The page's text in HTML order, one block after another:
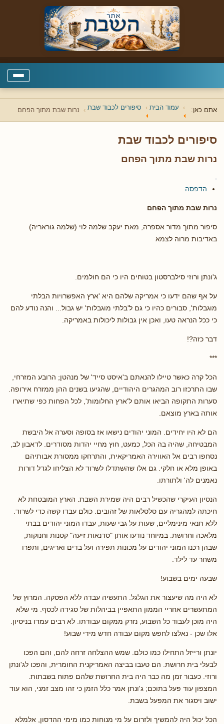
אתם כאן: עמוד הבית סיפורים לכבוד שבת נרות שבת מתוך הפחם
סיפורים לכבוד שבת
נרות שבת מתוך הפחם
הדפסה
נרות שבת מתוך הפחם
סיפור מתוך מדור אספרה, מאת יעקב שלמה לוי (שלמה גוראריה)
באדיבות מרוה לצמא
ג'ונתן ורוזי סילברסטון בטוחים היו כי הם חולמים.
על אף שהם ידעו כי אמריקה שלהם היא 'ארץ האפשרויות הבלתי
מוגבלות', סבורים כהיו כי גם ל'בלתי מוגבלות' יש גבול... והנה נודע להם
כי ככל הנראה טעו, ואכן אין גבולות ליכולות באמריקה.
דבר כזה?!
***
הכל קרה כאשר טיילו להנאתם ב'איסט סייד' של מנהטן; הרובע המזרחי,
שבו התרכזו רוב המהגרים היהודיים, שהגיעו בשנים ההן ממזרח אירופה.
סערות התקופה הביאו אותם ל'ארץ החלומות', לכל הפחות כפי שתיארו
אותה בארץ מוצאם.
הם לא היו יחידים. המוני יהודים נישאו אז בסופה וסערה אל היבשת
המבטיחה, שהיה בה הכל, כמעט, חוץ מחיי יהדות מסודרים. לדאבון לב,
נסחפו רבים אל האווירה האמריקאית, והתרחקו ממסורת אבותיהם
באופן מלא או חלקי. גם אלו שהשתדלו לשרוד לא הצליחו לגדל דורות
נאמנים לה' ולתורתו.
הנסיון העיקרי שהכשיל רבים היה שמירת השבת. הארץ המובטחת לא
חיכתה למהגריה עם סלסלאות של זהובים. כולם עבדו קשה כדי לשרוד.
ללא תנאי מינימליים, שעות על גבי שעות, עבדו המוני יהודים בבתי
מלאכה וחרושת. במיוחד נודעו אותן "סדנאות זיעה" קטנות וחנוקות,
שבהן רכנו המוני יהודים על מכונות תפירה ועל בדים ואריגים, ותפרו
משחר עד לילד.
שבעה ימים בשבוע!
לא היה מה שיעצור את הגלגל. התעשיה עבדה ללא הפסקה. המרוץ של
המתעשרים אחריי הממון התאפיין בביהלות של סגידה לכסף. מי שלא
היה מוכן לעבוד כל השבוע, נזרק ממקום עבודתו. לא רבים עמדו בניסיון.
אלו שכן - נאלצו לחפש מקום עבודה חדש מידי שבוע!
יונתן ורייזל התחילו כמו כולם. שמש ההצלחה זרחה להם, והם הפכו
לבעלי בית חרושת. הם טעבו בביצה האמריקנית החומרית, והפכו לג'ונתן
ורוזי. כעבור זמן מה כבר היה בית החרושת שלהם פתוח בשבתות.
המצפון עוד פעל בתוכם; ג'ונתן אמר כלל הזמן כי זהו מצב זמני, הוא עוד
ישוב ויסגור את המפעל בשבת.
הכל יכול היה להמשיך ולזרום על מי מנוחות כמו מימי ההדסון, אלמלא